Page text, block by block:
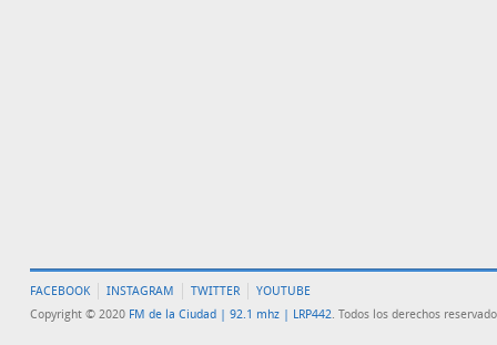
FACEBOOK INSTAGRAM TWITTER
YOUTUBE
Copyright © 2020 FM de la Ciudad | 92.1 mhz | LRP442. Todos los derechos